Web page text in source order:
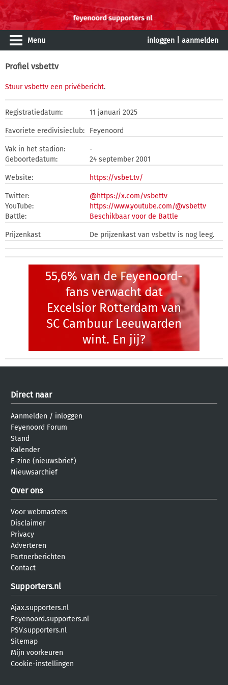
Menu inloggen aanmelden
Profiel vsbettv
Stuur vsbettv een privébericht.
Registratiedatum: 11 januari 2025
Favoriete eredivisieclub: Feyenoord
Vak in het stadion:
-
Geboortedatum:
24 september 2001
Website: https://vsbet.tv/
Twitter:
@https://x.com/vsbettv
YouTube:
https://www.youtube.com/@vsbettv
Battle:
Beschikbaar voor de Battle
Prijzenkast De prijzenkast van vsbettv is nog leeg.
55,6% van de Feyenoord-
fans verwacht dat
Excelsior Rotterdam van
SC Cambuur Leeuwarden
wint. En jij?
Direct naar
Aanmelden / inloggen
Feyenoord Forum
Stand
Kalender
E-zine (nieuwsbrief)
Nieuwsarchief
Over ons
Voor webmasters
Disclaimer
Privacy
Adverteren
Partnerberichten
Contact
Supporters.nl
Ajax.supporters.nl
Feyenoord.supporters.nl
PSV.supporters.nl
Sitemap
Mijn voorkeuren
Cookie-instellingen